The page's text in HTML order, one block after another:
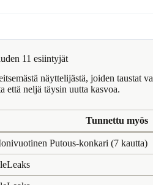
11 esiintyjät
näyttelijästä, joiden taustat
että neljä täysin uutta kasvoa.
Tunnettu myös
Putous-konkari (7 kautta)